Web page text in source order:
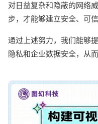
对日益复杂和隐蔽的网络
步，才能够建立安全、可
通过上述努力，我们能够
隐私和企业数据安全，从